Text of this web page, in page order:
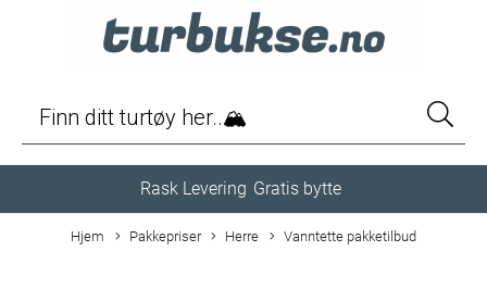
Rask Levering Gratis bytte
Hjem Pakkepriser Herre Vanntette pakketilbud